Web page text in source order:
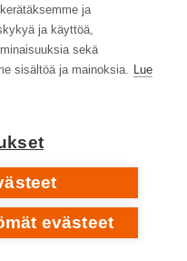
ja
ja käyttöä,
sekä
sisältöä ja mainoksia. Lue
evästeet